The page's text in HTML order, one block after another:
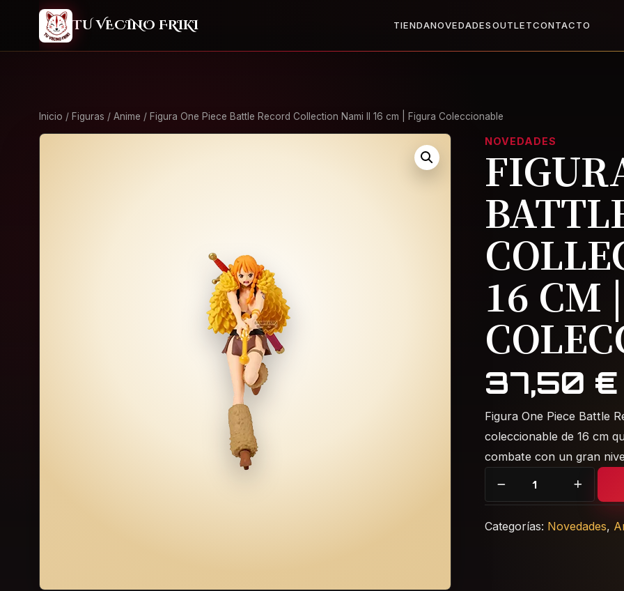
TU VECINO FRIKI TIENDANOVEDADESOUTLETCONTACTO
Inicio / Figuras / Anime / Figura One Piece Battle Record Collection Nami II 16 cm | Figura Coleccionable
NOVEDADES
16 CM
37,50 €
Figura One Piece Battle
coleccionable de 16 cm
combate con un gran
Figura One Piece Battle
Categorías: Novedades,